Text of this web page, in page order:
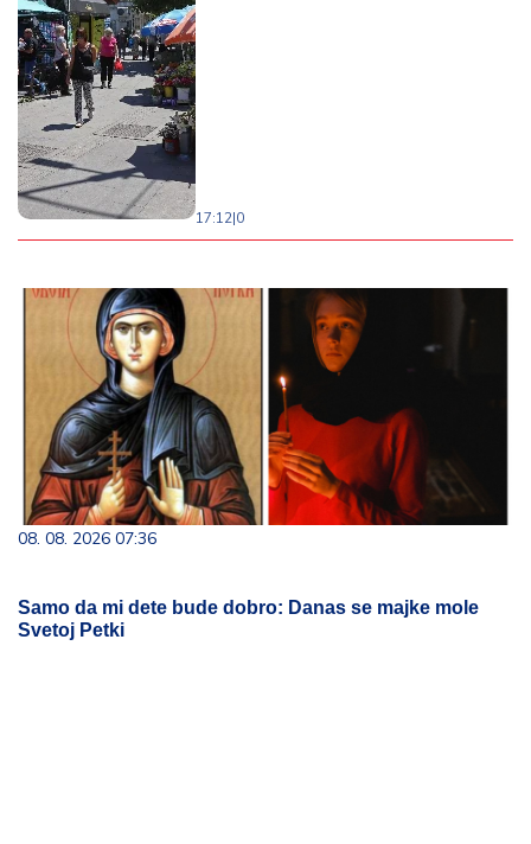
17:12|0
08. 08. 2026 07:36
Samo da mi dete bude dobro: Danas se majke mole
Svetoj Petki